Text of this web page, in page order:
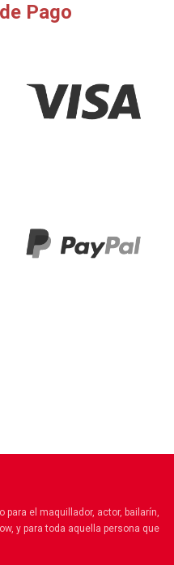
Pago
el maquillador, actor, bailarín,
y para toda aquella persona que